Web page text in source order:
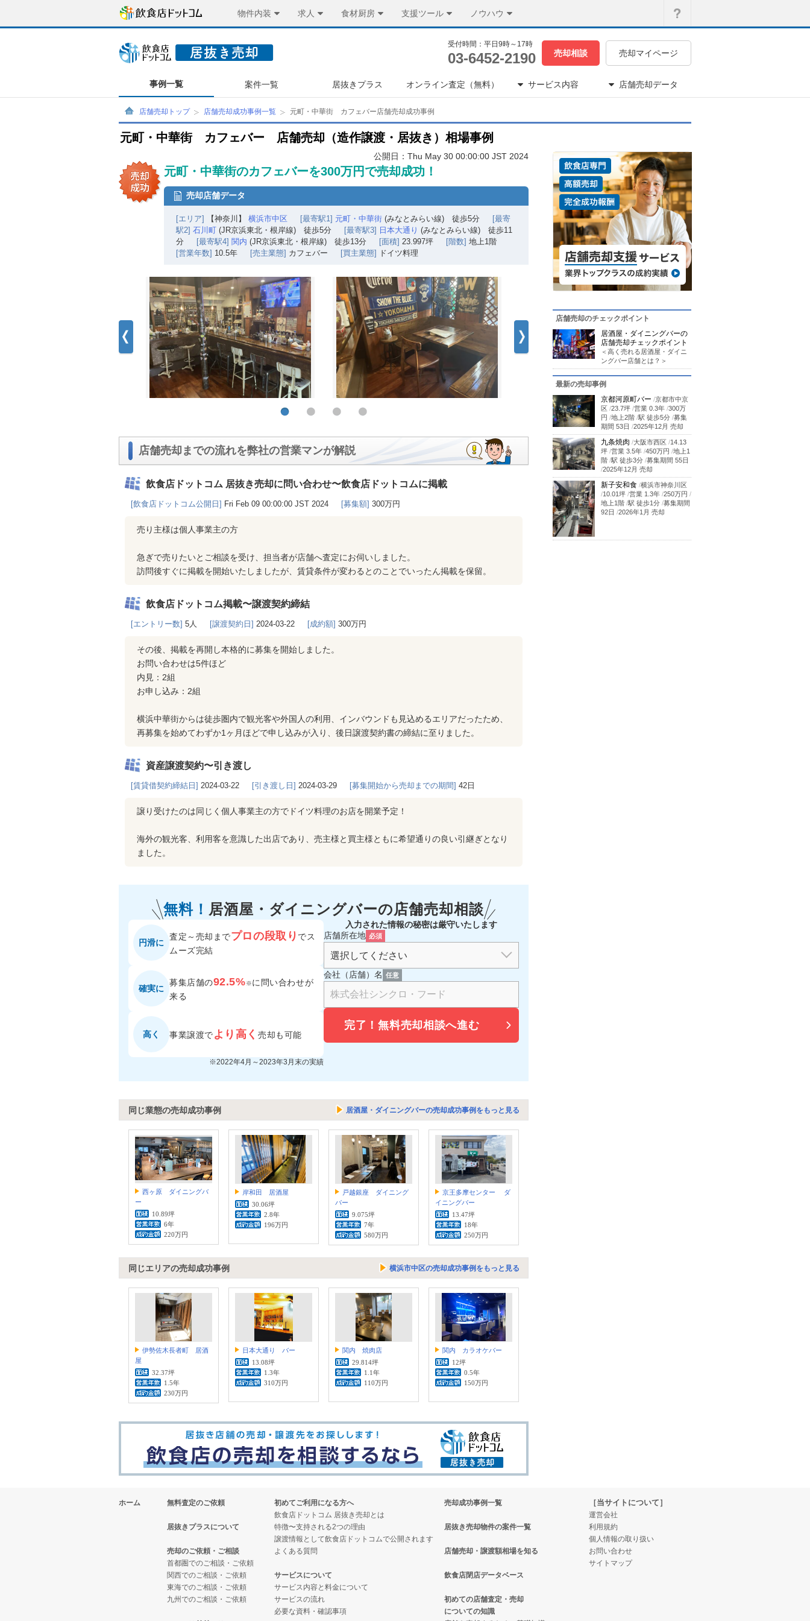
物件内装 求人 食材厨房 支援ツール ノウハウ
受付時間：平日9時～17時
03-6452-2190 売却相談 売却マイページ
事例一覧 案件一覧 居抜きプラス オンライン査定（無料） サービス内容 店舗売却データ
店舗売却トップ 店舗売却成功事例一覧 元町・中華街 カフェバー店舗売却成功事例
元町・中華街 カフェバー 店舗売却（造作譲渡・居抜き）相場事例
公開日：Thu May 30 00:00:00 JST 2024
元町・中華街のカフェバーを300万円で売却成功！
売却店舗データ
[エリア] 【神奈川】 横浜市中区 [最寄駅1] 元町・中華街 (みなとみらい線) 徒歩5分
[最寄
駅2] 石川町 (JR京浜東北・根岸線) 徒歩5分 [最寄駅3] 日本大通り (みなとみらい線) 徒歩11
分
[最寄駅4] 関内 (JR京浜東北・根岸線) 徒歩13分 [面積] 23.997坪 [階数] 地上1階
[営業年数] 10.5年 [売主業態] カフェバー [買主業態] ドイツ料理
店舗売却までの流れを弊社の営業マンが解説
飲食店ドットコム 居抜き売却に問い合わせ〜飲食店ドットコムに掲載
[飲食店ドットコム公開日] Fri Feb 09 00:00:00 JST 2024 [募集額] 300万円
売り主様は個人事業主の方
急ぎで売りたいとご相談を受け、担当者が店舗へ査定にお伺いしました。
訪問後すぐに掲載を開始いたしましたが、賃貸条件が変わるとのことでいったん掲載を保留。
飲食店ドットコム掲載〜譲渡契約締結
[エントリー数] 5人 [譲渡契約日] 2024-03-22 [成約額] 300万円
その後、掲載を再開し本格的に募集を開始しました。
お問い合わせは5件ほど
内見：2組
お申し込み：2組
横浜中華街からは徒歩圏内で観光客や外国人の利用、インバウンドも見込めるエリアだったため、
再募集を始めてわずか1ヶ月ほどで申し込みが入り、後日譲渡契約書の締結に至りました。
資産譲渡契約〜引き渡し
[賃貸借契約締結日] 2024-03-22 [引き渡し日] 2024-03-29 [募集開始から売却までの期間] 42日
譲り受けたのは同じく個人事業主の方でドイツ料理のお店を開業予定！
海外の観光客、利用客を意識した出店であり、売主様と買主様ともに希望通りの良い引継ぎとなり
ました。
無料！ 居酒屋・ダイニングバーの店舗売却相談
円滑に
査定～売却までプロの段取り でス
ムーズ完結
確実に
募集店舗の92.5%※に 問い合わせが
来る
高く 事業譲渡でより高く売却も可能
※2022年4月～2023年3月末の実績
入力された情報の秘密は厳守いたします
店舗所在地 必須
会社（店舗）名 任意
完了！無料売却相談へ進む
同じ業態の売却成功事例 居酒屋・ダイニングバーの売却成功事例をもっと見る
西ヶ原 ダイニングバ
ー
10.89坪
6年
220万円
岸和田 居酒屋
30.06坪
2.8年
196万円
戸越銀座 ダイニング
バー
9.075坪
7年
580万円
京王多摩センター ダ
イニングバー
13.47坪
18年
250万円
同じエリアの売却成功事例 横浜市中区の売却成功事例をもっと見る
伊勢佐木長者町 居酒
屋
32.37坪
1.5年
230万円
日本大通り バー
13.08坪
1.3年
310万円
関内 焼肉店
29.814坪
1.1年
110万円
関内 カラオケバー
12坪
0.5年
150万円
店舗売却のチェックポイント
居酒屋・ダイニングバーの
店舗売却チェックポイント
＜高く売れる居酒屋・ダイニ
ングバー店舗とは？＞
最新の売却事例
京都河原町バー /京都市中京
区 /23.7坪 /営業 0.3年 /300万
円 /地上2階 /駅 徒歩5分 /募集
期間 53日 /2025年12月 売却
九条焼肉 /大阪市西区 /14.13
坪 /営業 3.5年 /450万円 /地上1
階 /駅 徒歩3分 /募集期間 55日
/2025年12月 売却
新子安和食 /横浜市神奈川区
/10.01坪 /営業 1.3年 /250万円 /
地上1階 /駅 徒歩1分 /募集期間
92日 /2026年1月 売却
ホーム 無料査定のご依頼
居抜きプラスについて
売却のご依頼・ご相談
首都圏でのご相談・ご依頼
関西でのご相談・ご依頼
東海でのご相談・ご依頼
九州でのご相談・ご依頼
初めてご利用になる方へ
飲食店ドットコム 居抜き売却とは
特徴〜支持される2つの理由
譲渡情報として飲食店ドットコムで公開されます
よくある質問
サービスについて
サービス内容と料金について
サービスの流れ
必要な資料・確認事項
売却成功事例一覧
居抜き売却物件の案件一覧
店舗売却・譲渡額相場を知る
飲食店閉店データベース
初めての店舗査定・売却
についての知識
［当サイトについて］
運営会社
利用規約
個人情報の取り扱い
お問い合わせ
サイトマップ